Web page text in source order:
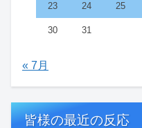
23 24 25
30 31
« 7月
皆様の最近の反応